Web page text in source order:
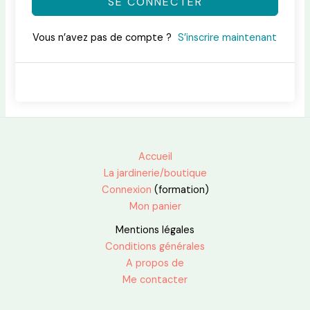
Vous n’avez pas de compte ? S’inscrire maintenant
Accueil
La jardinerie/boutique
Connexion (formation)
Mon panier
Mentions légales
Conditions générales
A propos de
Me contacter